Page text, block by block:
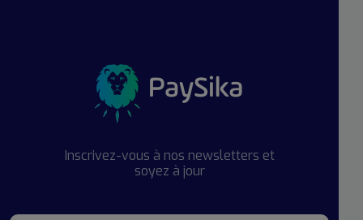
Inscrivez-vous à nos newsletters et
soyez à jour